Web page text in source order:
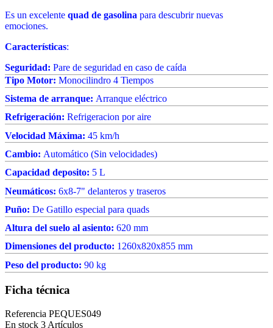
Es un excelente quad de gasolina para descubrir nuevas
emociones.
Características:
Seguridad: Pare de seguridad en caso de caída
Tipo Motor: Monocilindro 4 Tiempos
Sistema de arranque: Arranque eléctrico
Refrigeración: Refrigeracion por aire
Velocidad Máxima: 45 km/h
Cambio: Automático (Sin velocidades)
Capacidad deposito: 5 L
Neumáticos: 6x8-7" delanteros y traseros
Puño: De Gatillo especial para quads
Altura del suelo al asiento: 620 mm
Dimensiones del producto: 1260x820x855 mm
Peso del producto: 90 kg
Ficha técnica
Referencia PEQUES049
En stock 3 Artículos